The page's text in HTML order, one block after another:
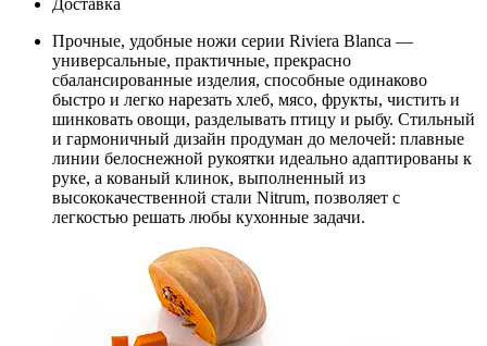
Прочные, удобные ножи серии Riviera Blanca —
универсальные, практичные, прекрасно
сбалансированные изделия, способные одинаково
быстро и легко нарезать хлеб, мясо, фрукты, чистить и
шинковать овощи, разделывать птицу и рыбу. Стильный
и гармоничный дизайн продуман до мелочей: плавные
линии белоснежной рукоятки идеально адаптированы к
руке, а кованый клинок, выполненный из
высококачественной стали Nitrum, позволяет с
легкостью решать любы кухонные задачи.